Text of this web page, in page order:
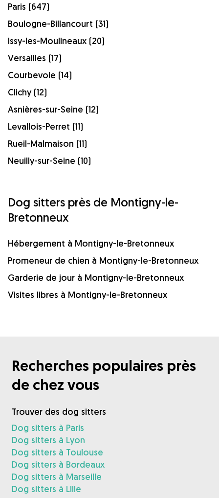
Paris (647)
Boulogne-Billancourt (31)
Issy-les-Moulineaux (20)
Versailles (17)
Courbevoie (14)
Clichy (12)
Asnières-sur-Seine (12)
Levallois-Perret (11)
Rueil-Malmaison (11)
Neuilly-sur-Seine (10)
Dog sitters près de Montigny-le-
Bretonneux
Hébergement à Montigny-le-Bretonneux
Promeneur de chien à Montigny-le-Bretonneux
Garderie de jour à Montigny-le-Bretonneux
Visites libres à Montigny-le-Bretonneux
Recherches populaires près
de chez vous
Trouver des dog sitters
Dog sitters à Paris
Dog sitters à Lyon
Dog sitters à Toulouse
Dog sitters à Bordeaux
Dog sitters à Marseille
Dog sitters à Lille